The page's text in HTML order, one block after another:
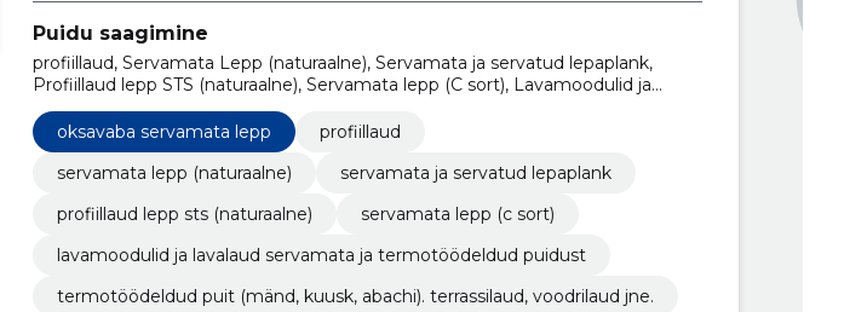
Puidu saagimine
profiillaud, Servamata Lepp (naturaalne), Servamata ja servatud lepaplank,
Profiillaud lepp STS (naturaalne), Servamata lepp (C sort), Lavamoodulid ja
lavalaud servamata ja termotöödeldud puidust, Termotöödeldud puit (Mänd,
Kuusk, Abachi). Terrassilaud, voodrilaud jne., Servamata kask, Servamata lepp
(oksavaba), profiillaud lepp
oksavaba servamata lepp
profiillaud
servamata lepp (naturaalne)
servamata ja servatud lepaplank
profiillaud lepp sts (naturaalne)
servamata lepp (c sort)
lavamoodulid ja lavalaud servamata ja termotöödeldud puidust
termotöödeldud puit (mänd, kuusk, abachi). terrassilaud, voodrilaud jne.